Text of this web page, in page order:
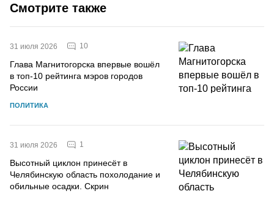
Смотрите также
31 июля 2026 10
Глава Магнитогорска впервые вошёл
в топ-10 рейтинга мэров городов
России
ПОЛИТИКА
31 июля 2026 1
Высотный циклон принесёт в
Челябинскую область похолодание и
обильные осадки. Скрин